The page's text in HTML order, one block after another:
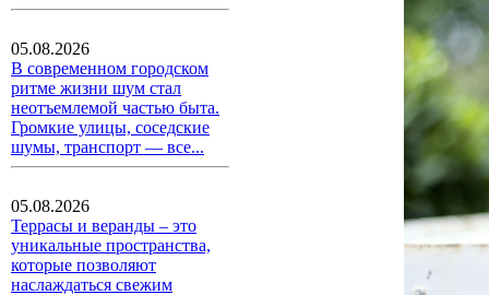
05.08.2026
В современном городском
ритме жизни шум стал
неотъемлемой частью быта.
Громкие улицы, соседские
шумы, транспорт — все...
05.08.2026
Террасы и веранды – это
уникальные пространства,
которые позволяют
наслаждаться свежим